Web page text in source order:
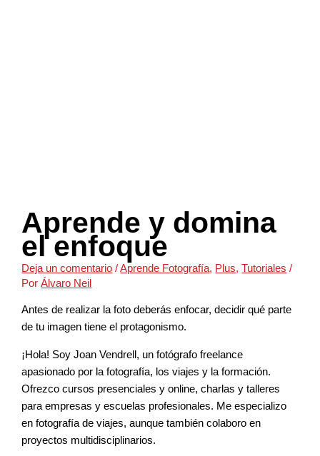
Aprende y domina
el enfoque
Deja un comentario /Aprende Fotografía, Plus,Tutoriales /
PorÁlvaro Neil
Antes de realizar la foto deberás enfocar, decidir qué parte
de tu imagen tiene el protagonismo.
¡Hola! Soy Joan Vendrell, un fotógrafo freelance
apasionado por la fotografía, los viajes y la formación.
Ofrezco cursos presenciales y online, charlas y talleres
para empresas y escuelas profesionales. Me especializo
en fotografía de viajes, aunque también colaboro en
proyectos multidisciplinarios.